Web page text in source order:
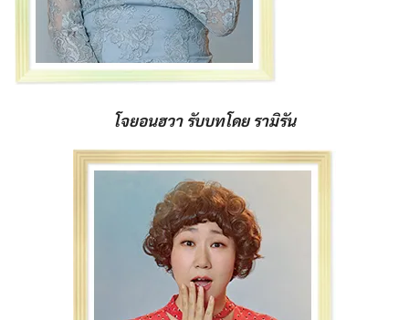
โจยอนฮวา รับบทโดย รามิรัน